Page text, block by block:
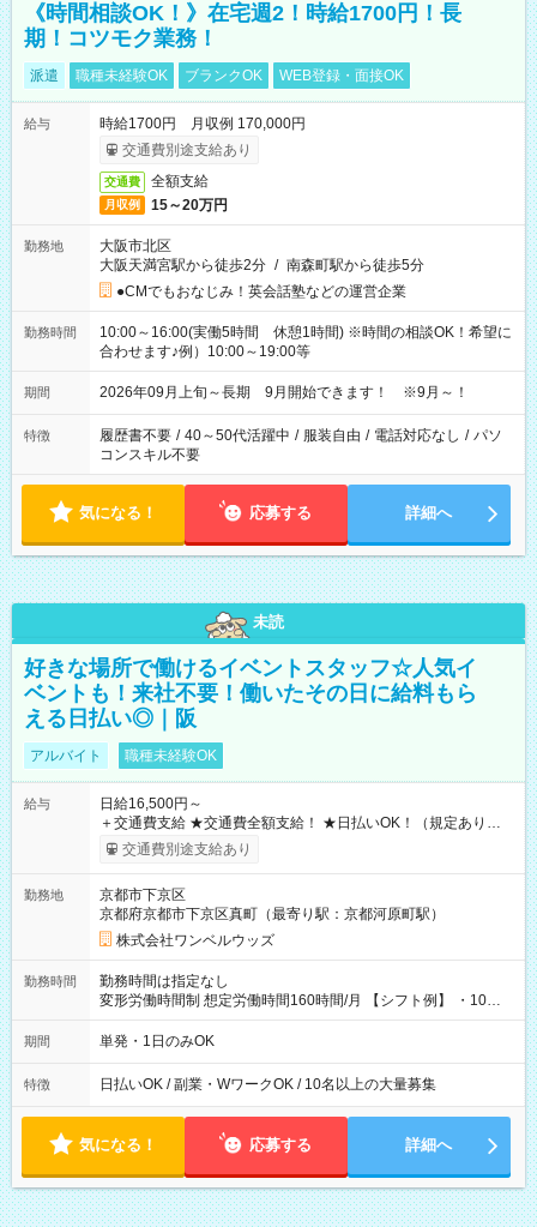
《時間相談OK！》在宅週2！時給1700円！長
期！コツモク業務！
派遣 職種未経験OK ブランクOK WEB登録・面接OK
給与
時給1700円 月収例 170,000円
交通費別途支給あり
交通費 全額支給
月収例 15～20万円
勤務地
大阪市北区
大阪天満宮駅から徒歩2分 / 南森町駅から徒歩5分
●CMでもおなじみ！英会話塾などの運営企業
勤務時間
10:00～16:00(実働5時間 休憩1時間) ※時間の相談OK！希望に
合わせます♪例）10:00～19:00等
期間 2026年09月上旬～長期 9月開始できます！ ※9月～！
特徴 履歴書不要 / 40～50代活躍中 / 服装自由 / 電話対応なし / パソ
コンスキル不要
気になる！ 応募する 詳細へ
未読
好きな場所で働けるイベントスタッフ☆人気イ
ベントも！来社不要！働いたその日に給料もら
える日払い◎｜阪
アルバイト 職種未経験OK
給与
日給16,500円～
＋交通費支給 ★交通費全額支給！ ★日払いOK！（規定あり） ┗
働いたその日に現金GET♪ お仕事後はコンビニATMから 日払
交通費別途支給あり
勤務地
京都市下京区
京都府京都市下京区真町（最寄り駅：京都河原町駅）
株式会社ワンベルウッズ
勤務時間
勤務時間は指定なし
変形労働時間制 想定労働時間160時間/月 【シフト例】 ・10：
00～20：00
期間 単発・1日のみOK
特徴 日払いOK / 副業・WワークOK / 10名以上の大量募集
気になる！ 応募する 詳細へ